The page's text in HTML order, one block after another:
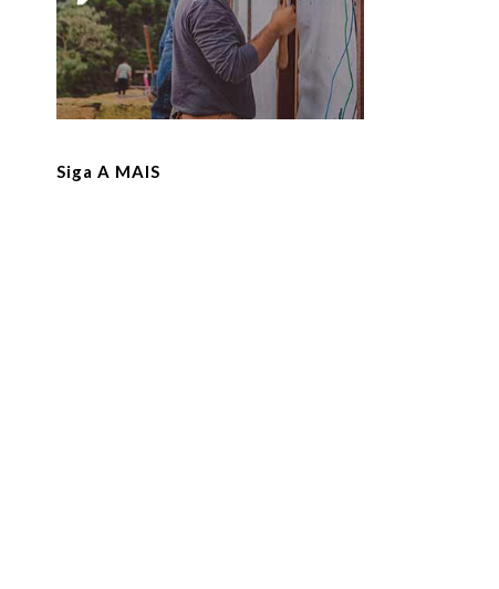
Siga A MAIS